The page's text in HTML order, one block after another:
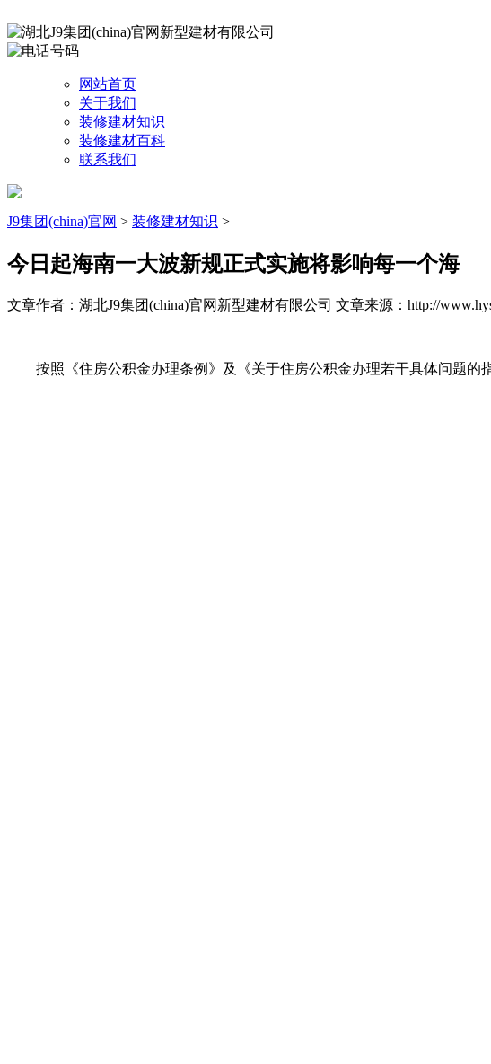
网站首页
关于我们
装修建材知识
装修建材百科
联系我们
J9集团(china)官网 > 装修建材知识 >
今日起海南一大波新规正式实施将影响每一个海
文章作者：湖北J9集团(china)官网新型建材有限公司 文章来源：http://
按照《住房公积金办理条例》及《关于住房公积金办理若干具体问题的